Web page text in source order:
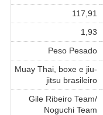
117,91
1,93
Peso Pesado
Muay Thai, boxe e jiu-
jitsu brasileiro
Gile Ribeiro Team/
Noguchi Team